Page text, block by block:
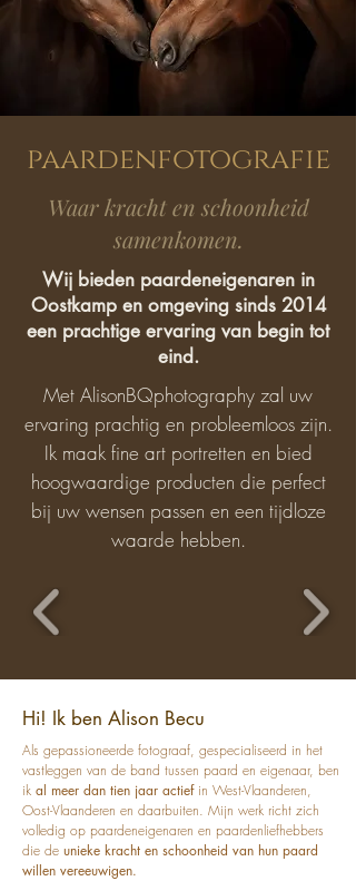
paardenfotografie
Waar kracht en schoonheid
samenkomen.
Wij bieden paardeneigenaren in
Oostkamp en omgeving sinds 2014
een prachtige ervaring van begin tot
eind.
Met AlisonBQphotography zal uw
ervaring prachtig en probleemloos zijn.
Ik maak fine art portretten en bied
hoogwaardige producten die perfect
bij uw wensen passen en een tijdloze
waarde hebben.
Hi! Ik ben Alison Becu
Als gepassioneerde fotograaf, gespecialiseerd in het
vastleggen van de band tussen paard en eigenaar, ben
ik al meer dan tien jaar actiefin West-Vlaanderen,
Oost-Vlaanderen en daarbuiten. Mijn werk richt zich
volledig op paardeneigenaren en paardenliefhebbers
die de unieke kracht en schoonheid van hun paard
willen vereeuwigen.